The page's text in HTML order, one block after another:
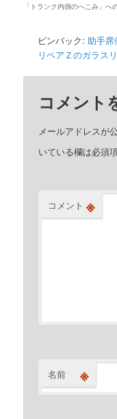
「 トランク内側のへこみ 」へ
ピンバック: 助手
リペアＺのガラス
コメント
メールアドレスが
いている欄は必須
コメント ※
名前 ※